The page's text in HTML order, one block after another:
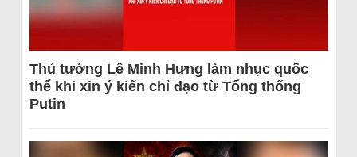
Thủ tướng Lê Minh Hưng làm nhục quốc
thể khi xin ý kiến chỉ đạo từ Tổng thống
Putin